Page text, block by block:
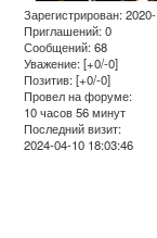
Зарегистрирован:
Приглашений:0
Сообщений:68
Уважение: [+0/-0]
Позитив: [+0/-0]
Провел на форуме:
10 часов 56 минут
Последний визит:
2024-04-10 18:03:46